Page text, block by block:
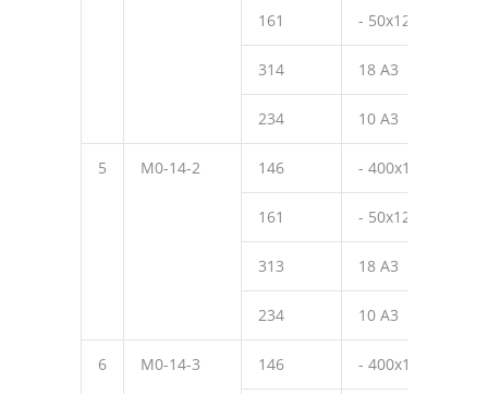
161 - 50х12
314 18 А3
234 10 А3
5 М0-14-2 146 - 400х12
161 - 50х12
313 18 А3
234 10 А3
6 М0-14-3 146 - 400х12